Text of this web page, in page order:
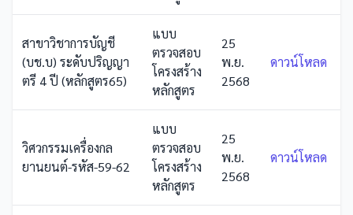
สาขาวิชาการบัญชี
(บช.บ) ระดับปริญญา
ตรี 4 ปี (หลักสูตร65)
แบบ
ตรวจสอบ
โครงสร้าง
หลักสูตร
25
พ.ย.
2568
ดาวน์โหลด
วิศวกรรมเครื่องกล
ยานยนต์-รหัส-59-62
แบบ
ตรวจสอบ
โครงสร้าง
หลักสูตร
25
พ.ย.
2568
ดาวน์โหลด